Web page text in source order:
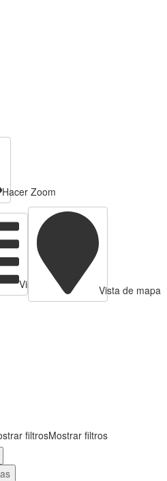
Hacer Zoom
Vista de Tabla
Vista de mapa
filtrosMostrar filtros